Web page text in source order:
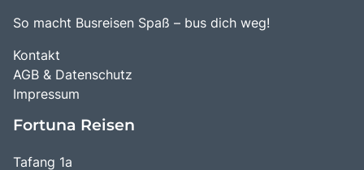
So macht Busreisen Spaß – bus dich weg!
Kontakt
AGB & Datenschutz
Impressum
Fortuna Reisen
Tafang 1a